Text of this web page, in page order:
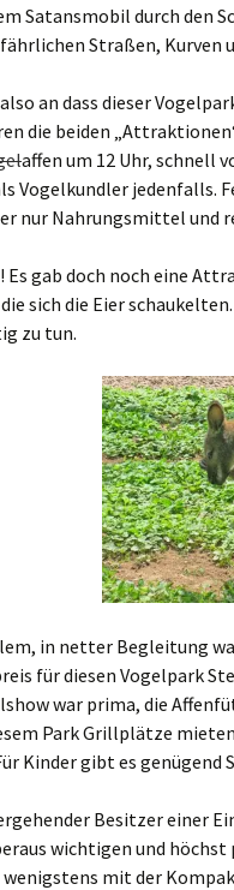
Satansmobil durch den
Straßen, Kurven
an dass dieser
die beiden
affen um 12 Uhr, schnell
Vogelkundler jedenfalls.
nur Nahrungsmittel und
Es gab doch noch eine
sich die Eier
zu tun.
in netter Begleitung
für diesen Vogelpark
war prima, die
Park Grillplätze
Kinder gibt es genügend
Besitzer einer
wichtigen und
mit der